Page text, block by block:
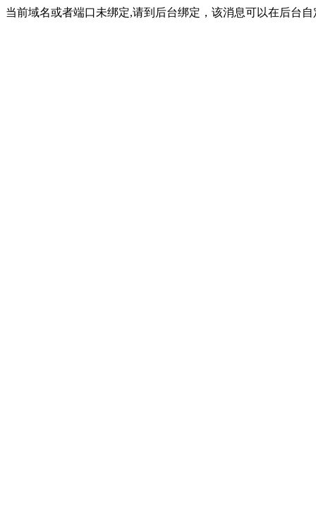
当前域名或者端口未绑定,请到后台绑定，该消息可以在后台自